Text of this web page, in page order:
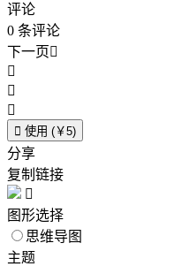
评论
0 条评论
下一页



 使用 (￥5)
分享
复制链接

图形选择
思维导图
主题